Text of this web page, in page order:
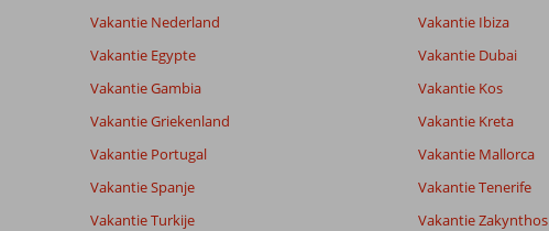
Vakantie Nederland
Vakantie Egypte
Vakantie Gambia
Vakantie Griekenland
Vakantie Portugal
Vakantie Spanje
Vakantie Turkije
Vakantie Ibiza
Vakantie Dubai
Vakantie Kos
Vakantie Kreta
Vakantie Mallorca
Vakantie Tenerife
Vakantie Zakynthos